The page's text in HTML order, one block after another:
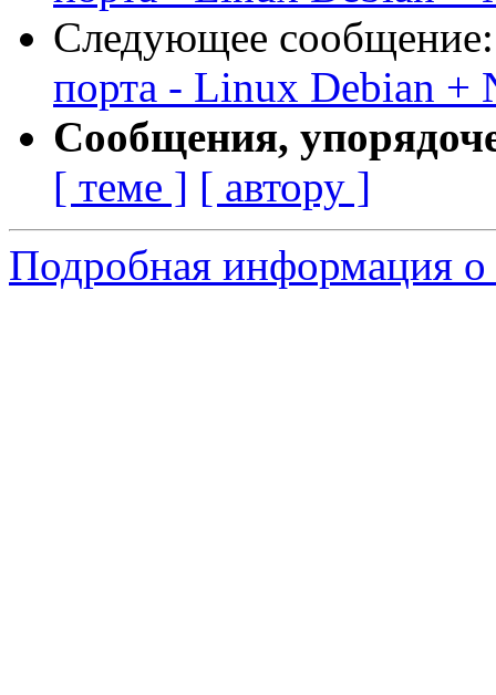
Следующее
порта - Linux Debian +
Сообщения,
[ теме ] [ автору ]
Подробная информация